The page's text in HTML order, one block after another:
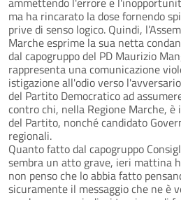
ma ha rincarato la dose fornendo
prive di senso logico. Quindi,
Marche esprime la sua netta
dal capogruppo del PD Maurizio
rappresenta una comunicazione
istigazione all'odio verso
del Partito Democratico ad
contro chi, nella Regione Marche,
del Partito, nonché candidato
regionali.
Quanto fatto dal capogruppo
sembra un atto grave, ieri mattina
non penso che lo abbia fatto
sicuramente il messaggio che ne è